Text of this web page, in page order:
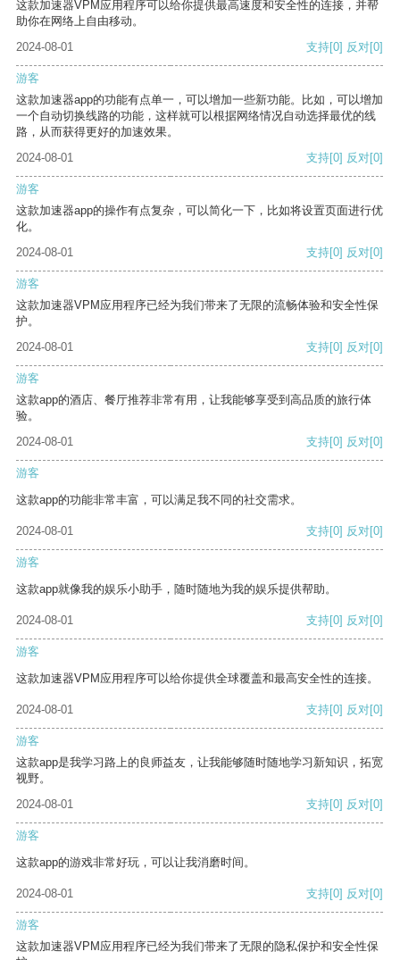
这款加速器VPM应用程序可以给你提供最高速度和安全性的连接，并帮
助你在网络上自由移动。
2024-08-01
支持[0] 反对[0]
游客
这款加速器app的功能有点单一，可以增加一些新功能。比如，可以增加
一个自动切换线路的功能，这样就可以根据网络情况自动选择最优的线
路，从而获得更好的加速效果。
2024-08-01
支持[0] 反对[0]
游客
这款加速器app的操作有点复杂，可以简化一下，比如将设置页面进行优
化。
2024-08-01
支持[0] 反对[0]
游客
这款加速器VPM应用程序已经为我们带来了无限的流畅体验和安全性保
护。
2024-08-01
支持[0] 反对[0]
游客
这款app的酒店、餐厅推荐非常有用，让我能够享受到高品质的旅行体
验。
2024-08-01
支持[0] 反对[0]
游客
这款app的功能非常丰富，可以满足我不同的社交需求。
2024-08-01 支持[0] 反对[0]
游客
这款app就像我的娱乐小助手，随时随地为我的娱乐提供帮助。
2024-08-01 支持[0] 反对[0]
游客
这款加速器VPM应用程序可以给你提供全球覆盖和最高安全性的连接。
2024-08-01 支持[0] 反对[0]
游客
这款app是我学习路上的良师益友，让我能够随时随地学习新知识，拓宽
视野。
2024-08-01
支持[0] 反对[0]
游客
这款app的游戏非常好玩，可以让我消磨时间。
2024-08-01 支持[0] 反对[0]
游客
这款加速器VPM应用程序已经为我们带来了无限的隐私保护和安全性保